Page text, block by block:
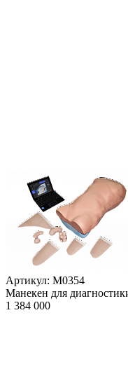
Артикул: М0354
Манекен для
1 384 000